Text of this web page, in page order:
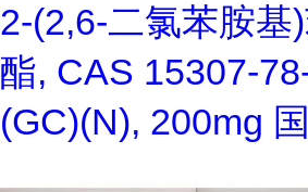
2-(2,6-二氯苯胺基
酯, CAS 15307-
(GC)(N), 200mg